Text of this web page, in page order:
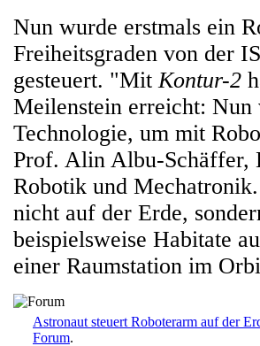
Nun wurde erstmals ein
Freiheitsgraden von der
gesteuert. "MitKontur-2
Meilenstein erreicht: Nun
Technologie, um mit
Prof. Alin Albu-Schäffer,
Robotik und
nicht auf der Erde,
beispielsweise Habitate
einer Raumstation im
Astronaut steuert Roboterarm auf der
Forum.